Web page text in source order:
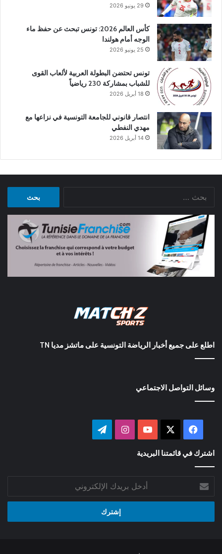
29 يونيو 2026
كأس العالم 2026: تونس تبحث عن حفظ ماء
الوجه أمام هولندا
25 يونيو 2026
تونس تحتضن البطولة العربية لألعاب القوى
للشباب بمشاركة 230 رياضياً
18 أبريل 2026
انتصار قانوني للجامعة التونسية في نزاعها مع
مهدي النفطي
14 أبريل 2026
اطلع على جميع أخبار الرياضة التونسية على ماتشز مديا TN
وسائل التواصل الاجتماعي
فيسبوك ‫YouTubeانستقرام
اشترك في قائمتنا البريدية
بريدك
الإلكتروني